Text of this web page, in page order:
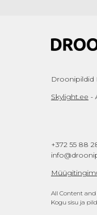
Droonipildid
Skylight.ee -
+372 55 88
All Content
Kogu sisu ja